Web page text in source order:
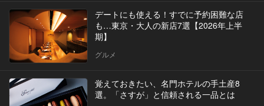
デートにも使える！すでに予約困難な店
も…東京・大人の新店7選【2026年上半
期】
グルメ
覚えておきたい、名門ホテルの手土産8
選。「さすが」と信頼される一品とは